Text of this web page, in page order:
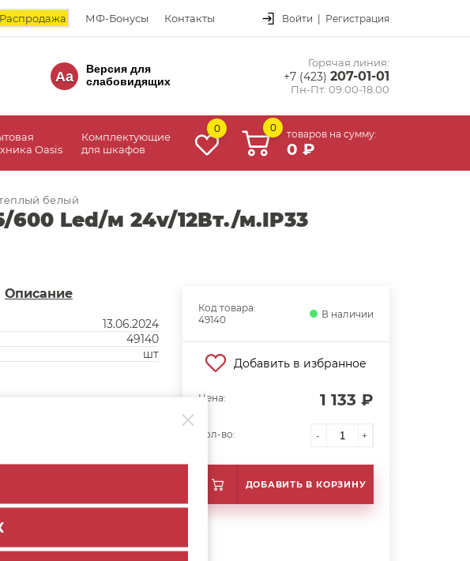
Распродажа МФ-Бонусы Контакты Войти | Регистрация
Aa
Версия для
слабовидящих
Горячая линия:
+7 (423) 207-01-01
Пн-Пт: 09.00-18.00
Oasis
Комплектующие
для шкафов
0 0
товаров на сумму:
0 ₽
белый
Led/м 24v/12Вт./м.IP33
Описание
13.06.2024
49140
шт
Код товара:
49140
В наличии
Добавить в избранное
Цена: 1 133 ₽
Кол-во: - +
ДОБАВИТЬ В КОРЗИНУ